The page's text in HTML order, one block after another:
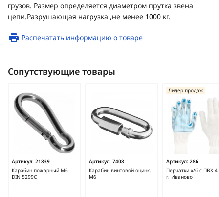
грузов. Размер определяется диаметром прутка звена
цепи.Разрушающая нагрузка ,не менее 1000 кг.
Распечатать информацию о товаре
Сопутствующие товары
Артикул: 21839
Карабин пожарный М6
DIN 5299С
Артикул: 7408
Карабин винтовой оцинк.
М6
Артикул: 286
Перчатки х/б с ПВХ 4
г. Иваново
Лидер продаж